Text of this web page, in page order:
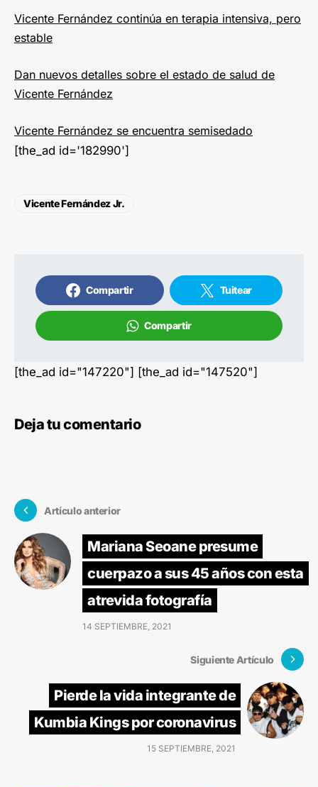
Vicente Fernández continúa en terapia intensiva, pero
estable
Dan nuevos detalles sobre el estado de salud de
Vicente Fernández
Vicente Fernández se encuentra semisedado
[the_ad id='182990']
Vicente Fernández Jr.
Compartir Tuitear
Compartir
[the_ad id="147220"] [the_ad id="147520"]
Deja tu comentario
Artículo anterior
Mariana Seoane presume
cuerpazo a sus 45 años con esta
atrevida fotografía
14 SEPTIEMBRE, 2021
Siguiente Artículo
Pierde la vida integrante de
Kumbia Kings por coronavirus
15 SEPTIEMBRE, 2021